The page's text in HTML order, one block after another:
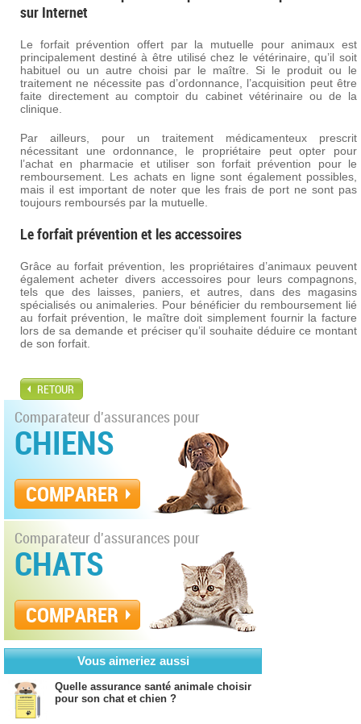
sur Internet
Le forfait prévention offert par la mutuelle pour animaux est
principalement destiné à être utilisé chez le vétérinaire, qu’il soit
habituel ou un autre choisi par le maître. Si le produit ou le
traitement ne nécessite pas d’ordonnance, l’acquisition peut être
faite directement au comptoir du cabinet vétérinaire ou de la
clinique.
Par ailleurs, pour un traitement médicamenteux prescrit
nécessitant une ordonnance, le propriétaire peut opter pour
l’achat en pharmacie et utiliser son forfait prévention pour le
remboursement. Les achats en ligne sont également possibles,
mais il est important de noter que les frais de port ne sont pas
toujours remboursés par la mutuelle.
Le forfait prévention et les accessoires
Grâce au forfait prévention, les propriétaires d’animaux peuvent
également acheter divers accessoires pour leurs compagnons,
tels que des laisses, paniers, et autres, dans des magasins
spécialisés ou animaleries. Pour bénéficier du remboursement lié
au forfait prévention, le maître doit simplement fournir la facture
lors de sa demande et préciser qu’il souhaite déduire ce montant
de son forfait.
RETOUR
Comparateur d'assurances pour
CHIENS
COMPARER
Comparateur d'assurances pour
CHATS
COMPARER
Vous aimeriez aussi
Quelle assurance santé animale choisir
pour son chat et chien ?